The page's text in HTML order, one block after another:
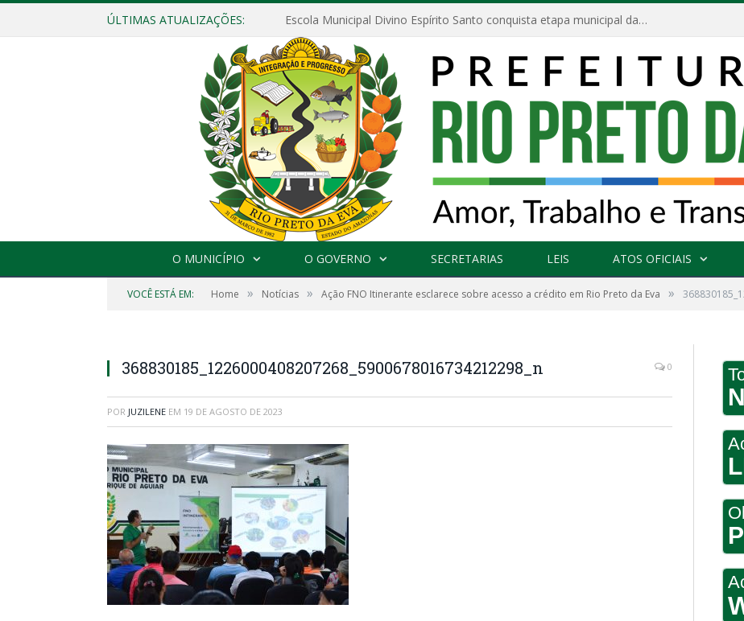
ÚLTIMAS ATUALIZAÇÕES: Escola Municipal Divino Espírito Santo conquista etapa municipal da V Feira Amazonense de Matemática
O MUNICÍPIO O GOVERNO SECRETARIAS LEIS ATOS OFICIAIS
VOCÊ ESTÁ EM: Home » Notícias » Ação FNO Itinerante esclarece sobre acesso a crédito em Rio Preto da Eva »
368830185_1226000408207268_5900678016734212298_n 0
POR JUZILENE EM 19 DE AGOSTO DE 2023